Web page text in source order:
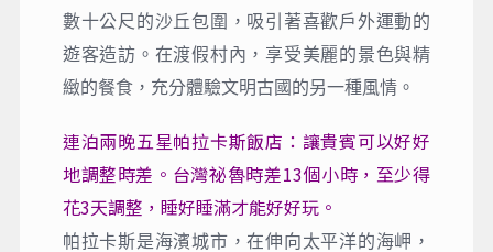
數十公尺的沙丘包圍，吸引著喜歡戶外運動的
遊客造訪。在渡假村內，享受美麗的景色與精
緻的餐食，充分體驗文明古國的另一種風情。
連泊兩晚五星帕拉卡斯飯店：讓貴賓可以好好
地調整時差。台灣祕魯時差13個小時，至少得
花3天調整，睡好睡滿才能好好玩。
帕拉卡斯是海濱城市，在伸向太平洋的海岬，